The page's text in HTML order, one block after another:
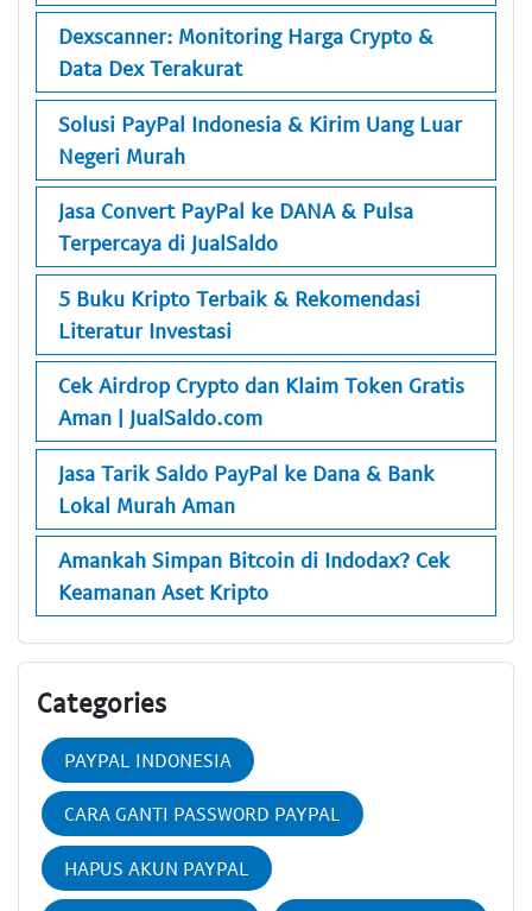
Dexscanner: Monitoring Harga Crypto &
Data Dex Terakurat
Solusi PayPal Indonesia & Kirim Uang Luar
Negeri Murah
Jasa Convert PayPal ke DANA & Pulsa
Terpercaya di JualSaldo
5 Buku Kripto Terbaik & Rekomendasi
Literatur Investasi
Cek Airdrop Crypto dan Klaim Token Gratis
Aman | JualSaldo.com
Jasa Tarik Saldo PayPal ke Dana & Bank
Lokal Murah Aman
Amankah Simpan Bitcoin di Indodax? Cek
Keamanan Aset Kripto
Categories
PAYPAL INDONESIA
CARA GANTI PASSWORD PAYPAL
HAPUS AKUN PAYPAL